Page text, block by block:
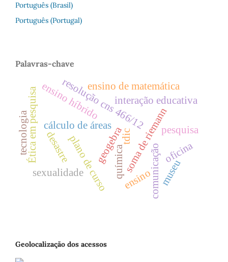
Português (Brasil)
Português (Portugal)
Palavras-chave
cálculo de áreas
tdic
geogebrasoma de riemannpesquisa
resolução cns 466/12
plano de curso
Ética em pesquisa
comunicação
interação educativa
ensino
ensino híbridoensino de matemática
sexualidade
desastre oficina
química museu
tecnologia
Geolocalização dos acessos